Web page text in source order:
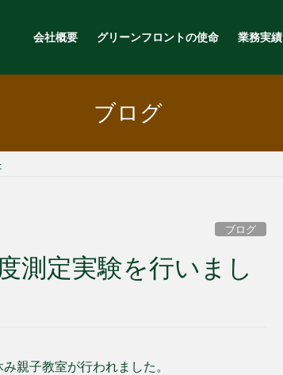
会社概要 グリーンフロントの使命 業務実績
ブログ
ブログ
測定実験を行いまし
親子教室が行われました。